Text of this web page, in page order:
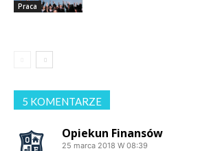
Praca
5 KOMENTARZE
Opiekun Finansów
25 marca 2018 W 08:39